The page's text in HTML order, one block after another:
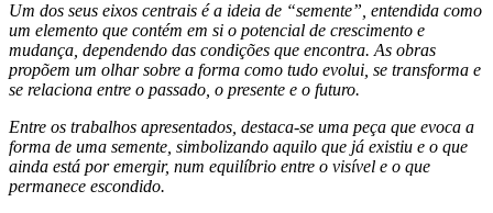
Um dos seus eixos centrais é a ideia de “semente”, entendida como
um elemento que contém em si o potencial de crescimento e
mudança, dependendo das condições que encontra. As obras
propõem um olhar sobre a forma como tudo evolui, se transforma e
se relaciona entre o passado, o presente e o futuro.
Entre os trabalhos apresentados, destaca-se uma peça que evoca a
forma de uma semente, simbolizando aquilo que já existiu e o que
ainda está por emergir, num equilíbrio entre o visível e o que
permanece escondido.